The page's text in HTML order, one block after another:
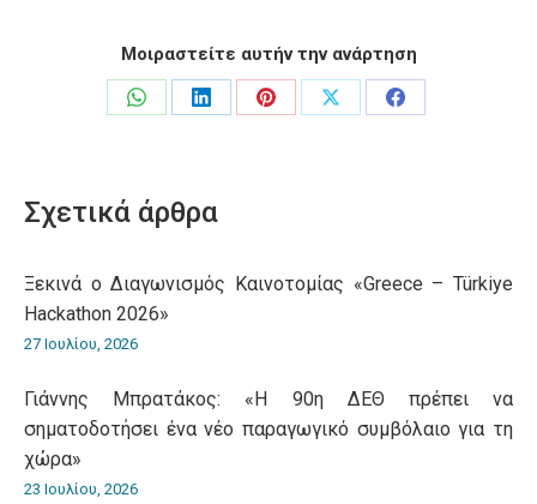
Μοιραστείτε αυτήν την ανάρτηση
Share
Share
Share
Share
Share
Σχετικά άρθρα
Ξεκινά ο Διαγωνισμός Καινοτομίας «Greece – Türkiye
Hackathon 2026»
27 Ιουλίου, 2026
Γιάννης Μπρατάκος: «Η 90η ΔΕΘ πρέπει να
σηματοδοτήσει ένα νέο παραγωγικό συμβόλαιο για τη
χώρα»
23 Ιουλίου, 2026